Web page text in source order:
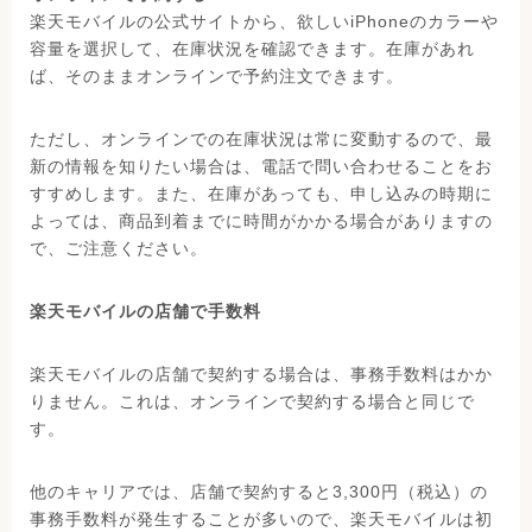
楽天モバイルの公式サイトから、欲しいiPhoneのカラーや
容量を選択して、在庫状況を確認できます。在庫があれ
ば、そのままオンラインで予約注文できます。
ただし、オンラインでの在庫状況は常に変動するので、最
新の情報を知りたい場合は、電話で問い合わせることをお
すすめします。また、在庫があっても、申し込みの時期に
よっては、商品到着までに時間がかかる場合がありますの
で、ご注意ください。
楽天モバイルの店舗で手数料
楽天モバイルの店舗で契約する場合は、事務手数料はかか
りません。これは、オンラインで契約する場合と同じで
す。
他のキャリアでは、店舗で契約すると3,300円（税込）の
事務手数料が発生することが多いので、楽天モバイルは初